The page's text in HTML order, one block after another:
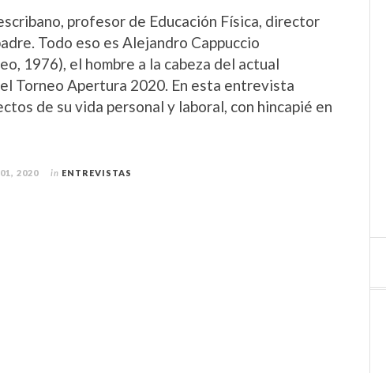
profesor de Educación Física, director
Todo eso es Alejandro Cappuccio
1976), el hombre a la cabeza del actual
Torneo Apertura 2020. En esta entrevista
de su vida personal y laboral, con hincapié en
2020 in ENTREVISTAS